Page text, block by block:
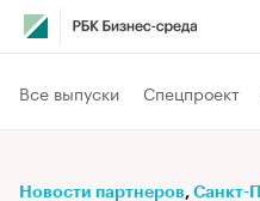
Все выпуски Спецпроект
Новости партнеров⁠, Санкт-